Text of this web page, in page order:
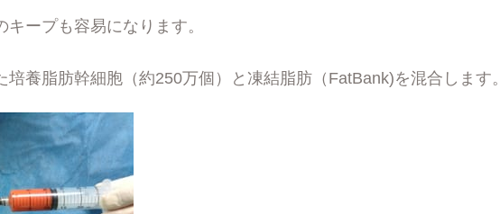
ープも容易になります。
培養脂肪幹細胞（約250万個）と凍結脂肪（FatBank)を混合します。